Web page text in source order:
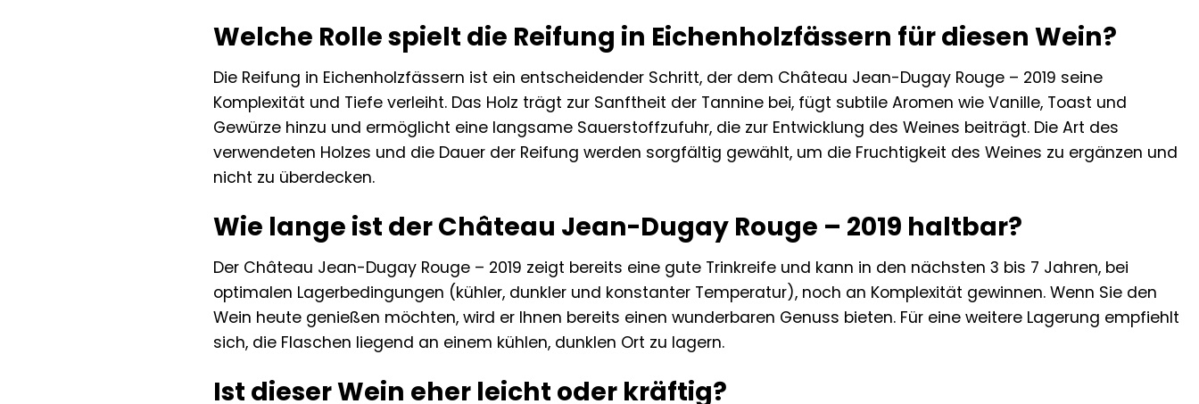
Welche Rolle spielt die Reifung in Eichenholzfässern für diesen Wein?
Die Reifung in Eichenholzfässern ist ein entscheidender Schritt, der dem Château Jean-Dugay Rouge – 2019 seine
Komplexität und Tiefe verleiht. Das Holz trägt zur Sanftheit der Tannine bei, fügt subtile Aromen wie Vanille, Toast und
Gewürze hinzu und ermöglicht eine langsame Sauerstoffzufuhr, die zur Entwicklung des Weines beiträgt. Die Art des
verwendeten Holzes und die Dauer der Reifung werden sorgfältig gewählt, um die Fruchtigkeit des Weines zu ergänzen und
nicht zu überdecken.
Wie lange ist der Château Jean-Dugay Rouge – 2019 haltbar?
Der Château Jean-Dugay Rouge – 2019 zeigt bereits eine gute Trinkreife und kann in den nächsten 3 bis 7 Jahren, bei
optimalen Lagerbedingungen (kühler, dunkler und konstanter Temperatur), noch an Komplexität gewinnen. Wenn Sie den
Wein heute genießen möchten, wird er Ihnen bereits einen wunderbaren Genuss bieten. Für eine weitere Lagerung empfiehlt
sich, die Flaschen liegend an einem kühlen, dunklen Ort zu lagern.
Ist dieser Wein eher leicht oder kräftig?